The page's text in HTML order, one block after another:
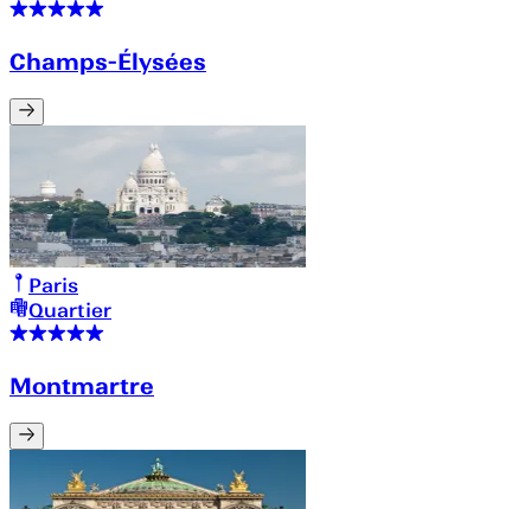
Champs-Élysées
Paris
Quartier
Montmartre